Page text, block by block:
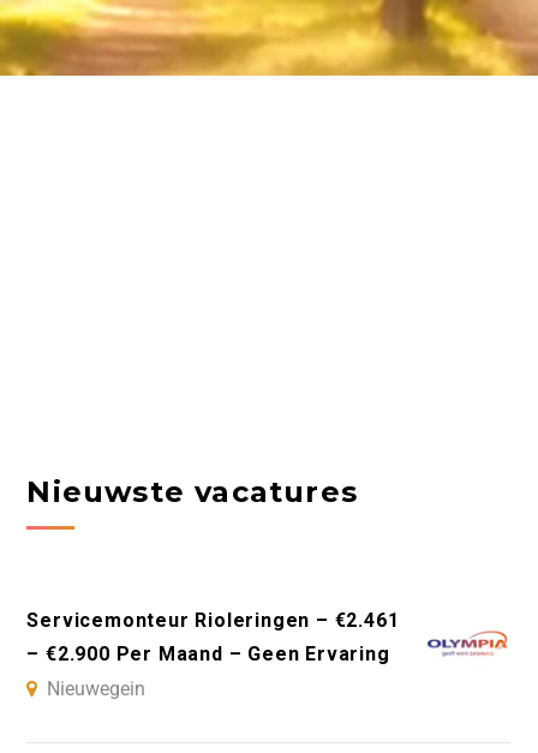
Nieuwste vacatures
Servicemonteur Rioleringen – €2.461
– €2.900 Per Maand – Geen Ervaring
Nieuwegein